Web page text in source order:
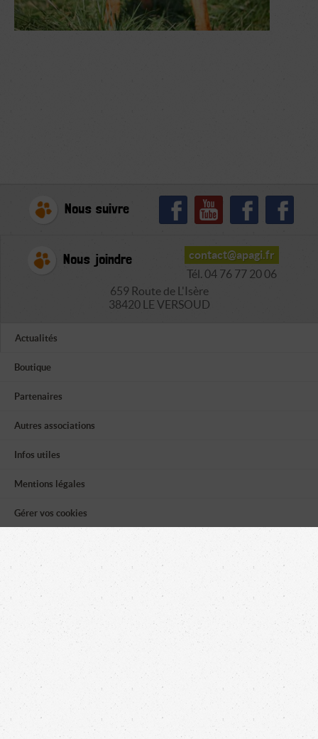
Nous suivre
Nous joindre
contact@apagi.fr
Tél. 04 76 77 20 06
659 Route de L'Isère
38420 LE VERSOUD
Actualités
Boutique
Partenaires
Autres associations
Infos utiles
Mentions légales
Gérer vos cookies